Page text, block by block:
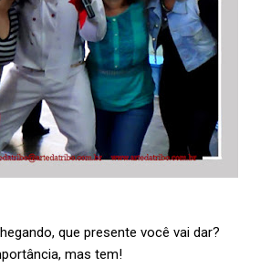
que presente você vai dar?
mas tem!